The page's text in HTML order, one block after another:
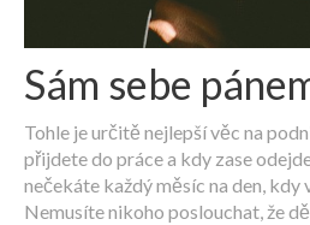
Sám sebe
Tohle je určitě nejlepší věc na
přijdete do práce a kdy zase
nečekáte každý měsíc na den, kdy
Nemusíte nikoho poslouchat, že